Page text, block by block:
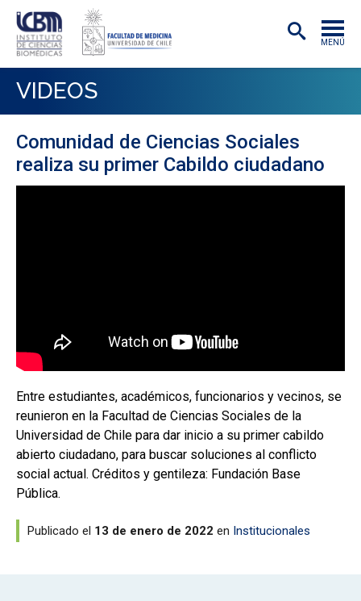
MENÚ
ACADÉMICAS/OS
INVESTIGACIÓN
PREGRADO
VIDEOS
Comunidad de Ciencias Sociales
realiza su primer Cabildo ciudadano
Entre estudiantes, académicos, funcionarios y vecinos, se
reunieron en la Facultad de Ciencias Sociales de la
Universidad de Chile para dar inicio a su primer cabildo
abierto ciudadano, para buscar soluciones al conflicto
social actual. Créditos y gentileza: Fundación Base
Pública.
Publicado el 13 de enero de 2022 en Institucionales